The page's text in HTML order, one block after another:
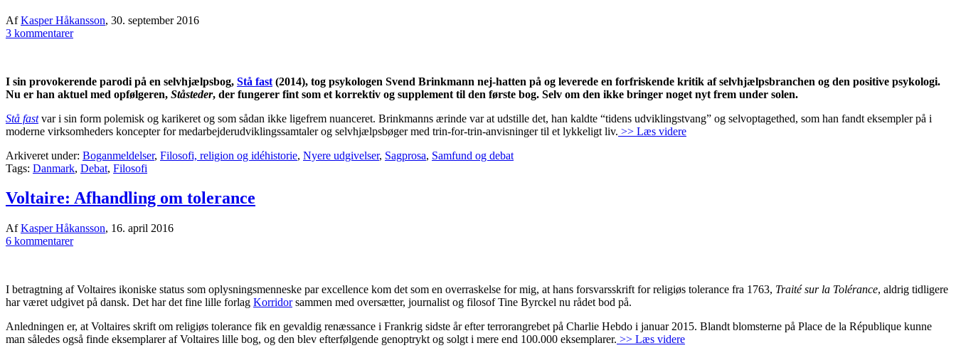
AfKasper Håkansson, 30. september 2016
3 kommentarer
I sin provokerende parodi på en selvhjælpsbog, Stå fast (2014), tog psykologen Svend Brinkmann nej-hatten på og leverede en forfriskende kritik af selvhjælpsbranchen og den positive psykologi.
Nu er han aktuel med opfølgeren, Ståsteder, der fungerer fint som et korrektiv og supplement til den første bog. Selv om den ikke bringer noget nyt frem under solen.
Stå fastvar i sin form polemisk og karikeret og som sådan ikke ligefrem nuanceret. Brinkmanns ærinde var at udstille det, han kaldte “tidens udviklingstvang” og selvoptagethed, som han fandt eksempler på i
moderne virksomheders koncepter for medarbejderudviklingssamtaler og selvhjælpsbøger med trin-for-trin-anvisninger til et lykkeligt liv. >> Læs videre
Arkiveret under: Boganmeldelser, Filosofi, religion og idéhistorie, Nyere udgivelser, Sagprosa, Samfund og debat
Tags: Danmark, Debat, Filosofi
Voltaire: Afhandling om tolerance
AfKasper Håkansson, 16. april 2016
6 kommentarer
I betragtning af Voltaires ikoniske status som oplysningsmenneske par excellence kom det som en overraskelse for mig, at hans forsvarsskrift for religiøs tolerance fra 1763, Traité sur la Tolérance, aldrig tidligere
har været udgivet på dansk. Det har det fine lille forlag Korridorsammen med oversætter, journalist og filosof Tine Byrckel nu rådet bod på.
Anledningen er, at Voltaires skrift om religiøs tolerance fik en gevaldig renæssance i Frankrig sidste år efter terrorangrebet på Charlie Hebdo i januar 2015. Blandt blomsterne på Place de la République kunne
man således også finde eksemplarer af Voltaires lille bog, og den blev efterfølgende genoptrykt og solgt i mere end 100.000 eksemplarer. >> Læs videre